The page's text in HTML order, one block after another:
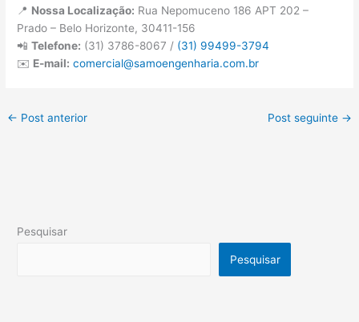
📍 Nossa Localização: Rua Nepomuceno 186 APT 202 –
Prado – Belo Horizonte, 30411-156
📲Telefone: (31) 3786-8067 / (31) 99499-3794
✉️ E-mail: comercial@samoengenharia.com.br
← Post anterior Post seguinte →
Pesquisar
Pesquisar